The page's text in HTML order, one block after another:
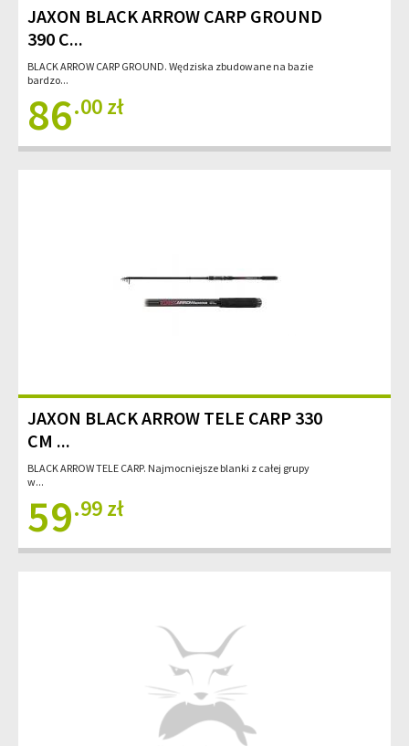
JAXON BLACK ARROW CARP GROUND
390 C...
BLACK ARROW CARP GROUND. Wędziska zbudowane na bazie
bardzo...
86.00 zł
JAXON BLACK ARROW TELE CARP 330
CM ...
BLACK ARROW TELE CARP. Najmocniejsze blanki z całej grupy
w...
59.99 zł